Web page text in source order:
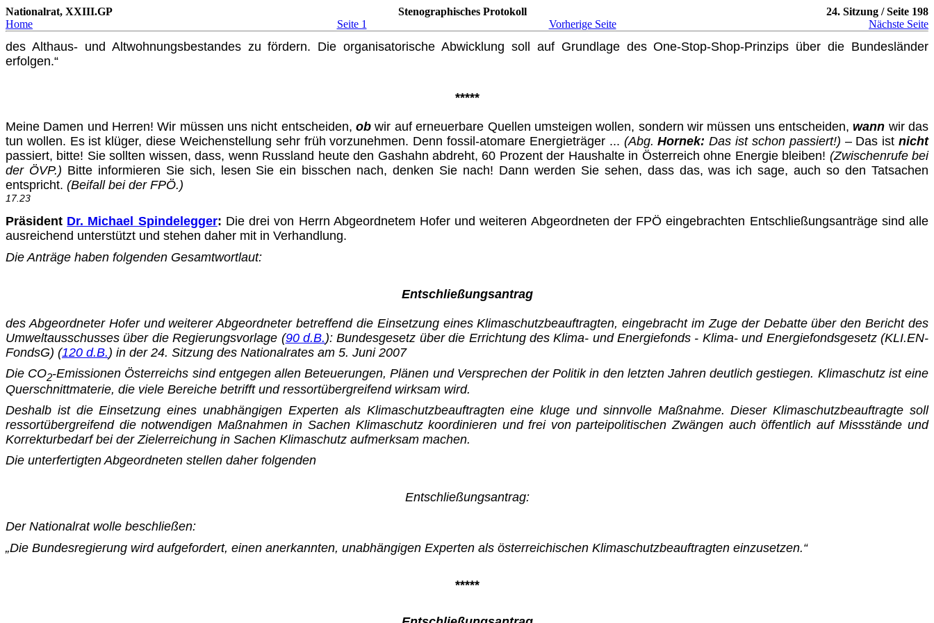
Nationalrat, XXIII.GP Stenographisches Protokoll
24. Sitzung / Seite 198
Home
Seite 1 Vorherige Seite Nächste Seite
des Althaus- und Altwohnungsbestandes zu fördern. Die organisatorische Abwicklung soll auf Grundlage des One-Stop-Shop-Prinzips über die Bundesländer
erfolgen.“
*****
Meine Damen und Herren! Wir müssen uns nicht entscheiden,ob wir auf erneuerbare Quellen umsteigen wollen, sondern wir müssen uns entscheiden,wann wir das
tun wollen. Es ist klüger, diese Weichenstellung sehr früh vorzunehmen. Denn fossil-ato­mare Energieträger ... (Abg.Hornek: Das ist schon passiert!) – Das istnicht
passiert, bitte! Sie sollten wissen, dass, wenn Russland heute den Gashahn abdreht, 60 Prozent der Haushalte in Österreich ohne Energie bleiben! (Zwischenrufe bei
der ÖVP.) Bitte informieren Sie sich, lesen Sie ein bisschen nach, denken Sie nach! Dann werden Sie sehen, dass das, was ich sage, auch so den Tatsachen
entspricht. (Beifall bei der FPÖ.)
17.23
Präsident Dr. Michael Spindelegger: Die drei von Herrn Abgeordnetem Hofer und weiteren Abgeordneten der FPÖ eingebrachten Entschließungsanträge sind alle
aus­reichend unterstützt und stehen daher mit in Verhandlung.
Die Anträge haben folgenden Gesamtwortlaut:
Entschließungsantrag
des Abgeordneter Hofer und weiterer Abgeordneter betreffend die Einsetzung eines Klimaschutzbeauftragten, eingebracht im Zuge der Debatte über den Bericht des
Um­weltausschusses über die Regierungsvorlage (90 d.B.): Bundesgesetz über die Errich­tung des Klima- und Energiefonds - Klima- und Energiefondsgesetz (KLI.EN-
FondsG) (120 d.B.) in der 24. Sitzung des Nationalrates am 5. Juni 2007
Die CO2-Emissionen Österreichs sind entgegen allen Beteuerungen, Plänen und Ver­sprechen der Politik in den letzten Jahren deutlich gestiegen. Klimaschutz ist eine
Querschnittmaterie, die viele Bereiche betrifft und ressortübergreifend wirksam wird.
Deshalb ist die Einsetzung eines unabhängigen Experten als Klimaschutzbeauftragten eine kluge und sinnvolle Maßnahme. Dieser Klimaschutzbeauftragte soll
ressortüber­greifend die notwendigen Maßnahmen in Sachen Klimaschutz koordinieren und frei von parteipolitischen Zwängen auch öffentlich auf Missstände und
Korrekturbedarf bei der Zielerreichung in Sachen Klimaschutz aufmerksam machen.
Die unterfertigten Abgeordneten stellen daher folgenden
Entschließungsantrag:
Der Nationalrat wolle beschließen:
„Die Bundesregierung wird aufgefordert, einen anerkannten, unabhängigen Experten als österreichischen Klimaschutzbeauftragten einzusetzen.“
*****